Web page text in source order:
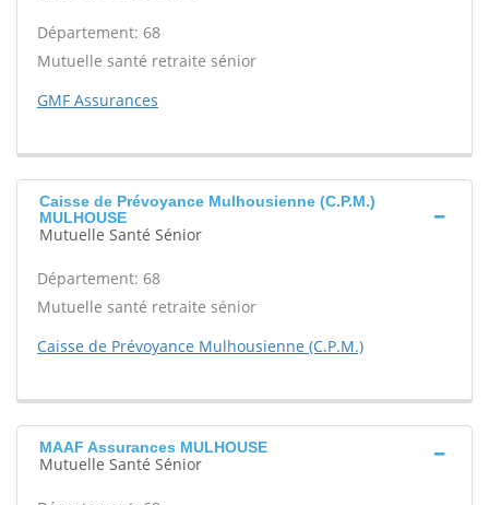
Département: 68
Mutuelle santé retraite sénior
GMF Assurances
Caisse de Prévoyance Mulhousienne (C.P.M.)
MULHOUSE
Mutuelle Santé Sénior
Département: 68
Mutuelle santé retraite sénior
Caisse de Prévoyance Mulhousienne (C.P.M.)
MAAF Assurances MULHOUSE
Mutuelle Santé Sénior